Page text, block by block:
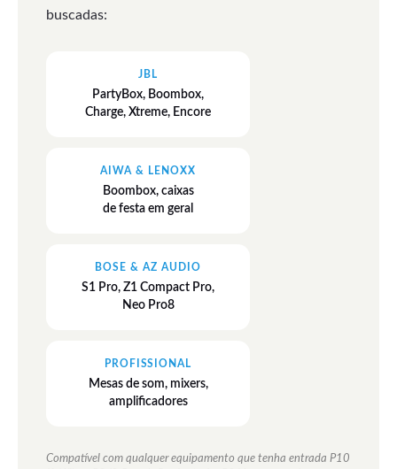
buscadas:
JBL
PartyBox, Boombox,
Charge, Xtreme, Encore
AIWA & LENOXX
Boombox, caixas
de festa em geral
BOSE & AZ AUDIO
S1 Pro, Z1 Compact Pro,
Neo Pro8
PROFISSIONAL
Mesas de som, mixers,
amplificadores
Compatível com qualquer equipamento que tenha entrada P10